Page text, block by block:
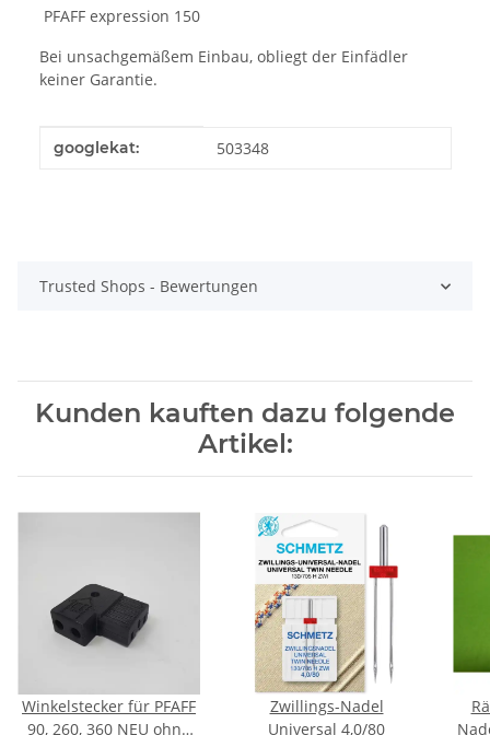
PFAFF expression 150
Bei unsachgemäßem Einbau, obliegt der Einfädler
keiner Garantie.
Produkteigenschaft
Wert
googlekat: 503348
Trusted Shops - Bewertungen
Kunden kauften dazu folgende
Artikel:
Winkelstecker für PFAFF
90, 260, 360 NEU ohne
Zwillings-Nadel
Universal 4,0/80